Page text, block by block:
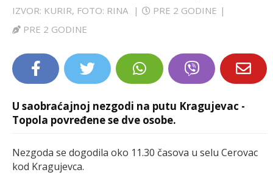
IZVOR: KURIR, FOTO: RINA | PRE 2 GODINE |
PRE 2 GODINE
U saobraćajnoj nezgodi na putu Kragujevac -
Topola povređene se dve osobe.
Nezgoda se dogodila oko 11.30 časova u selu Cerovac
kod Kragujevca.